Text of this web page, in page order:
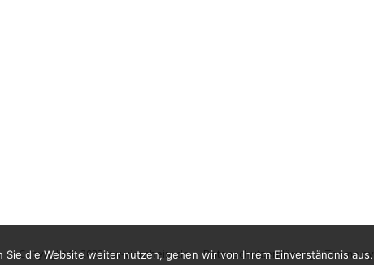
Copyright © 2023 ffw-viernheim.de. Datenschutzerklärung Theme by
Sie die Website weiter nutzen, gehen wir von Ihrem Einverständnis aus.